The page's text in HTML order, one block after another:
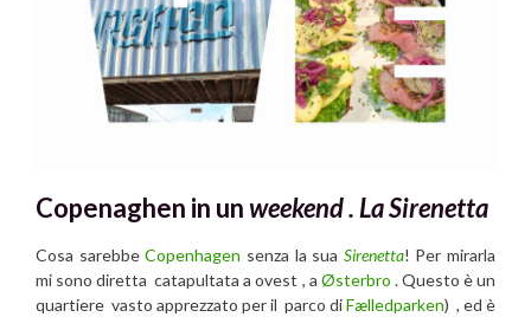
Copenaghen in un weekend . La Sirenetta
Cosa sarebbeCopenhagen senza la sua Sirenetta! Per mirarla
mi sono diretta catapultata a ovest , a Østerbro . Questo è un
quartiere vasto apprezzato per il parco diFælledparken) , ed è